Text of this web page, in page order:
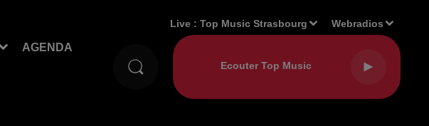
AGENDA
Live :Top Music Strasbourg Webradios